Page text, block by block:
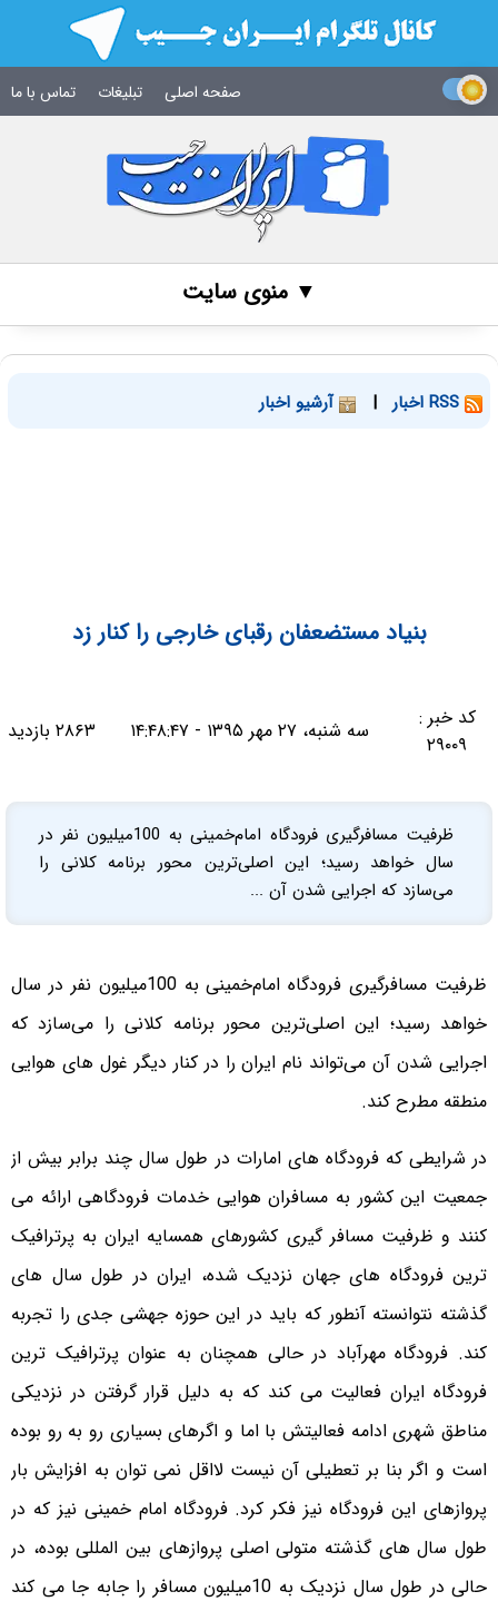
صفحه اصلی تبلیغات تماس با ما
▼ منوی سایت
| آرشیو اخبار
بنیاد مستضعفان رقبای خارجی را کنار زد
کد خبر :
۲۹۰۰۹
سه شنبه، ۲۷ مهر ۱۳۹۵ - ۱۴:۴۸:۴۷ ۲۸۶۳ بازدید
ظرفیت مسافرگیری فرودگاه امام‌خمینی به 100میلیون نفر در
سال خواهد رسید؛ این اصلی‌ترین محور برنامه کلانی را
می‌سازد که اجرایی شدن آن ...
ظرفیت مسافرگیری فرودگاه امام‌خمینی به 100میلیون نفر در سال
خواهد رسید؛ این اصلی‌ترین محور برنامه کلانی را می‌سازد که
اجرایی شدن آن می‌تواند نام ایران را در کنار دیگر غول های هوایی
منطقه مطرح کند.
در شرایطی که فرودگاه های امارات در طول سال چند برابر بیش از
جمعیت این کشور به مسافران هوایی خدمات فرودگاهی ارائه می
کنند و ظرفیت مسافر گیری کشورهای همسایه ایران به پرترافیک
ترین فرودگاه های جهان نزدیک شده، ایران در طول سال های
گذشته نتوانسته آنطور که باید در این حوزه جهشی جدی را تجربه
کند. فرودگاه مهرآباد در حالی همچنان به عنوان پرترافیک ترین
فرودگاه ایران فعالیت می کند که به دلیل قرار گرفتن در نزدیکی
مناطق شهری ادامه فعالیتش با اما و اگرهای بسیاری رو به رو بوده
است و اگر بنا بر تعطیلی آن نیست لااقل نمی توان به افزایش بار
پروازهای این فرودگاه نیز فکر کرد. فرودگاه امام خمینی نیز که در
طول سال های گذشته متولی اصلی پروازهای بین المللی بوده، در
حالی در طول سال نزدیک به 10میلیون مسافر را جابه جا می کند